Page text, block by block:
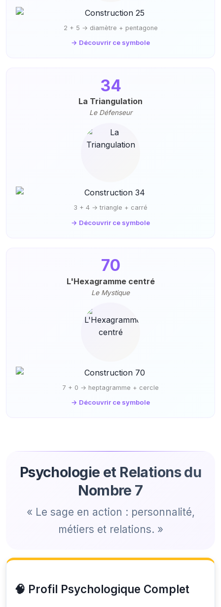
2 + 5 → diamètre + pentagone
→ Découvrir ce symbole
34
La Triangulation
Le Défenseur
3 + 4 → triangle + carré
→ Découvrir ce symbole
70
L'Hexagramme centré
Le Mystique
7 + 0 → heptagramme + cercle
→ Découvrir ce symbole
Psychologie et Relations du
Nombre 7
« Le sage en action : personnalité,
métiers et relations. »
🧠 Profil Psychologique Complet